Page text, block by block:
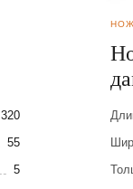
320
55
5